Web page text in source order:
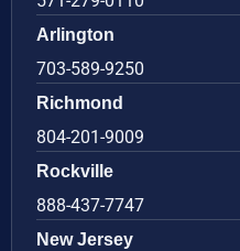
Arlington
703-589-9250
Richmond
804-201-9009
Rockville
888-437-7747
New Jersey